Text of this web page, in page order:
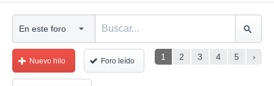
1 2 3 4 5 ›
Nuevo hilo Foro leído